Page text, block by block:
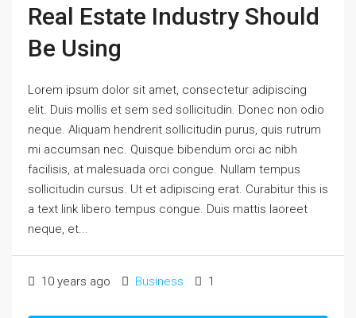
Real Estate Industry Should
Be Using
Lorem ipsum dolor sit amet, consectetur adipiscing
elit. Duis mollis et sem sed sollicitudin. Donec non odio
neque. Aliquam hendrerit sollicitudin purus, quis rutrum
mi accumsan nec. Quisque bibendum orci ac nibh
facilisis, at malesuada orci congue. Nullam tempus
sollicitudin cursus. Ut et adipiscing erat. Curabitur this is
a text link libero tempus congue. Duis mattis laoreet
neque, et...
10 years ago Business 1